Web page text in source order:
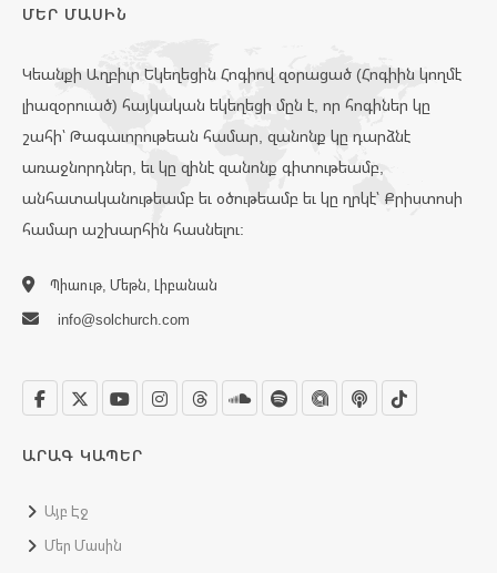
ՄԵՐ ՄԱՍԻՆ
Կեանքի Աղբիւր Եկեղեցին Հոգիով զօրացած (Հոգիին կողմէ
լիազօրուած) հայկական եկեղեցի մըն է, որ հոգիներ կը
շահի՝ Թագաւորութեան համար, զանոնք կը դարձնէ
առաջնորդներ, եւ կը զինէ զանոնք գիտութեամբ,
անհատականութեամբ եւ օծութեամբ եւ կը ղրկէ՝ Քրիստոսի
համար աշխարհին հասնելու:
Պիաութ, Մեթն, Լիբանան
info@solchurch.com
ԱՐԱԳ ԿԱՊԵՐ
Այբ Էջ
Մեր Մասին